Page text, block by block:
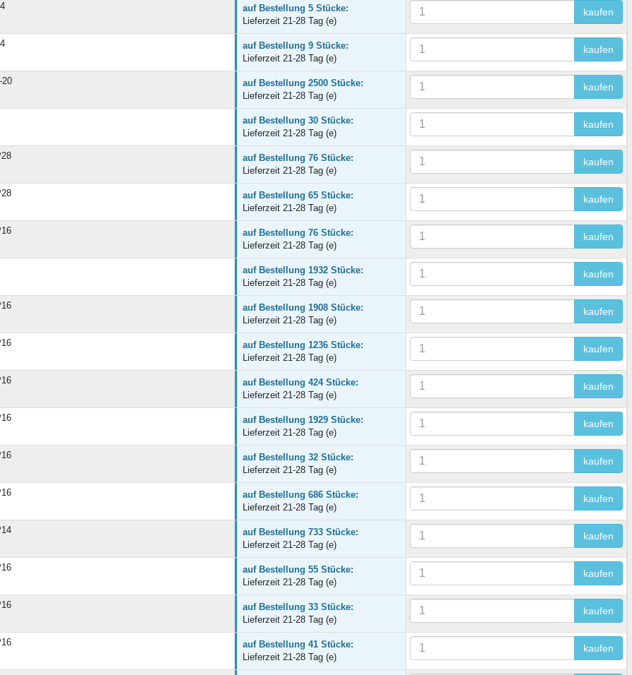
auf Bestellung 5 Stücke:
Lieferzeit 21-28 Tag (e)
kaufen
auf Bestellung 9 Stücke:
Lieferzeit 21-28 Tag (e)
kaufen
20
auf Bestellung 2500 Stücke:
Lieferzeit 21-28 Tag (e)
kaufen
auf Bestellung 30 Stücke:
Lieferzeit 21-28 Tag (e)
kaufen
auf Bestellung 76 Stücke:
Lieferzeit 21-28 Tag (e)
kaufen
auf Bestellung 65 Stücke:
Lieferzeit 21-28 Tag (e)
kaufen
auf Bestellung 76 Stücke:
Lieferzeit 21-28 Tag (e)
kaufen
auf Bestellung 1932 Stücke:
Lieferzeit 21-28 Tag (e)
kaufen
auf Bestellung 1908 Stücke:
Lieferzeit 21-28 Tag (e)
kaufen
auf Bestellung 1236 Stücke:
Lieferzeit 21-28 Tag (e)
kaufen
auf Bestellung 424 Stücke:
Lieferzeit 21-28 Tag (e)
kaufen
auf Bestellung 1929 Stücke:
Lieferzeit 21-28 Tag (e)
kaufen
auf Bestellung 32 Stücke:
Lieferzeit 21-28 Tag (e)
kaufen
auf Bestellung 686 Stücke:
Lieferzeit 21-28 Tag (e)
kaufen
auf Bestellung 733 Stücke:
Lieferzeit 21-28 Tag (e)
kaufen
auf Bestellung 55 Stücke:
Lieferzeit 21-28 Tag (e)
kaufen
auf Bestellung 33 Stücke:
Lieferzeit 21-28 Tag (e)
kaufen
auf Bestellung 41 Stücke:
Lieferzeit 21-28 Tag (e)
kaufen